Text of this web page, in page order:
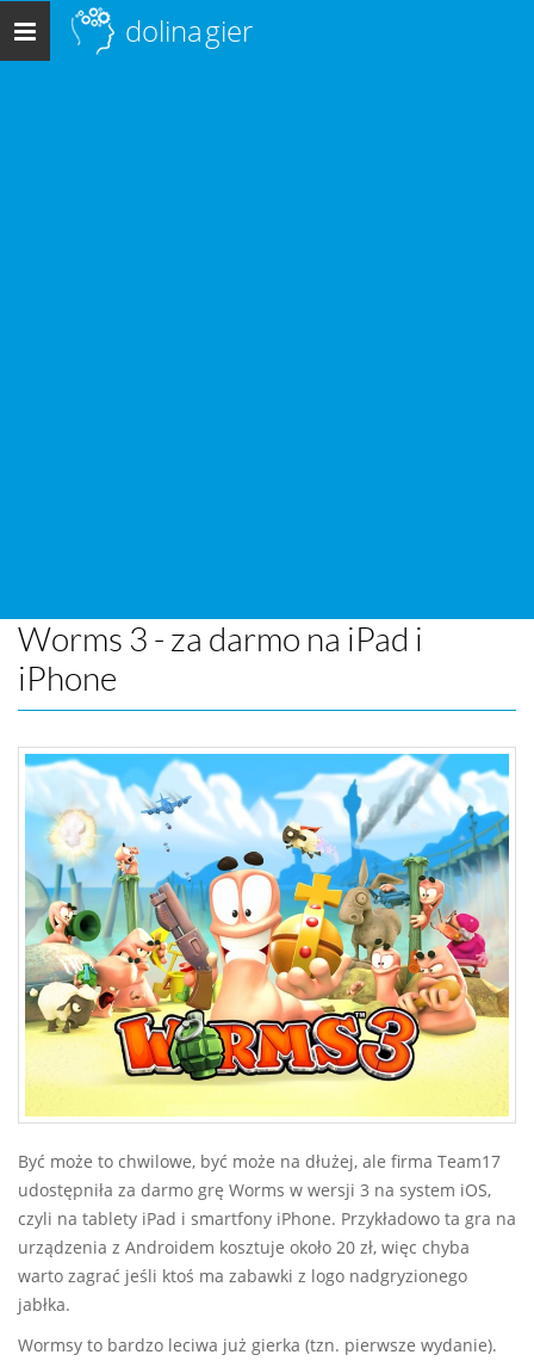
Menu
główne
dolinagier
Worms 3 - za darmo na iPad i
iPhone
Być może to chwilowe, być może na dłużej, ale firma Team17
udostępniła za darmo grę Worms w wersji 3 na system iOS,
czyli na tablety iPad i smartfony iPhone. Przykładowo ta gra na
urządzenia z Androidem kosztuje około 20 zł, więc chyba
warto zagrać jeśli ktoś ma zabawki z logo nadgryzionego
jabłka.
Wormsy to bardzo leciwa już gierka (tzn. pierwsze wydanie).